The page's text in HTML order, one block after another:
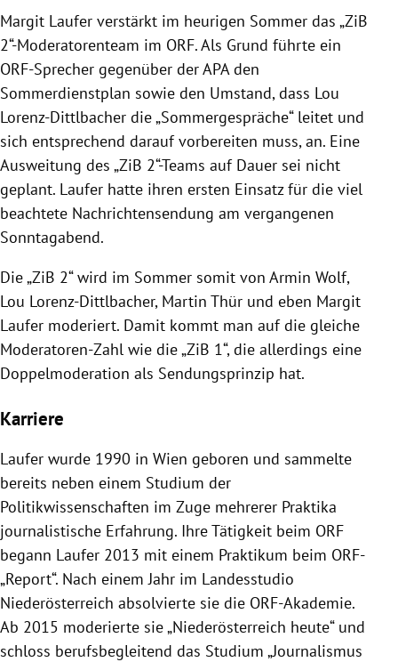
Untermenü
Untermenü
Margit Laufer verstärkt im heurigen Sommer das „ZiB
2“-Moderatorenteam im ORF. Als Grund führte ein
ORF-Sprecher gegenüber der APA den
Sommerdienstplan sowie den Umstand, dass Lou
Lorenz-Dittlbacher die „Sommergespräche“ leitet und
sich entsprechend darauf vorbereiten muss, an. Eine
Ausweitung des „ZiB 2“-Teams auf Dauer sei nicht
geplant. Laufer hatte ihren ersten Einsatz für die viel
beachtete Nachrichtensendung am vergangenen
Sonntagabend.
Die „ZiB 2“ wird im Sommer somit von Armin Wolf,
Lou Lorenz-Dittlbacher, Martin Thür und eben Margit
Laufer moderiert. Damit kommt man auf die gleiche
Moderatoren-Zahl wie die „ZiB 1“, die allerdings eine
Doppelmoderation als Sendungsprinzip hat.
Karriere
Laufer wurde 1990 in Wien geboren und sammelte
bereits neben einem Studium der
Politikwissenschaften im Zuge mehrerer Praktika
journalistische Erfahrung. Ihre Tätigkeit beim ORF
begann Laufer 2013 mit einem Praktikum beim ORF-
„Report“. Nach einem Jahr im Landesstudio
Niederösterreich absolvierte sie die ORF-Akademie.
Ab 2015 moderierte sie „Niederösterreich heute“ und
schloss berufsbegleitend das Studium „Journalismus